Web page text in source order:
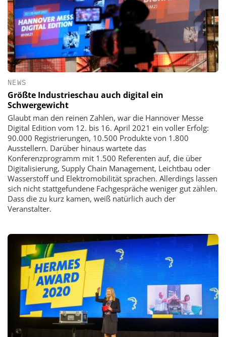
NEWS
Größte Industrieschau auch digital ein
Schwergewicht
Glaubt man den reinen Zahlen, war die Hannover Messe
Digital Edition vom 12. bis 16. April 2021 ein voller Erfolg:
90.000 Registrierungen, 10.500 Produkte von 1.800
Ausstellern. Darüber hinaus wartete das
Konferenzprogramm mit 1.500 Referenten auf, die über
Digitalisierung, Supply Chain Management, Leichtbau oder
Wasserstoff und Elektromobilität sprachen. Allerdings lassen
sich nicht stattgefundene Fachgespräche weniger gut zählen.
Dass die zu kurz kamen, weiß natürlich auch der
Veranstalter.